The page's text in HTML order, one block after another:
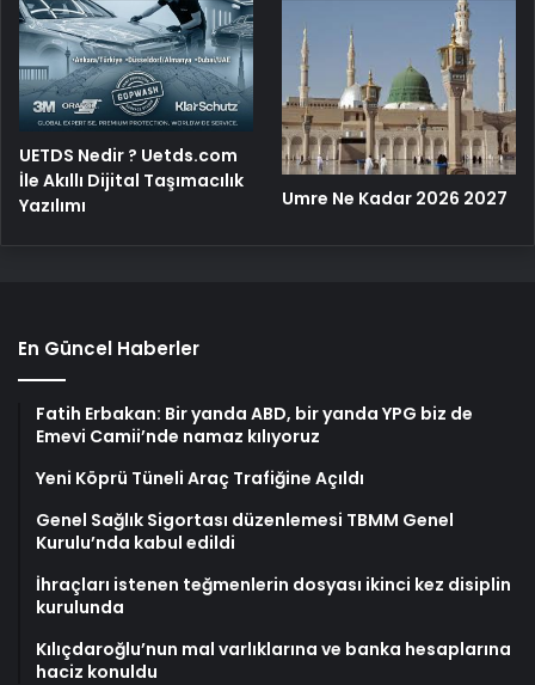
UETDS Nedir ? Uetds.com
İle Akıllı Dijital Taşımacılık
Yazılımı
Umre Ne Kadar 2026 2027
En Güncel Haberler
Fatih Erbakan: Bir yanda ABD, bir yanda YPG biz de
Emevi Camii’nde namaz kılıyoruz
Yeni Köprü Tüneli Araç Trafiğine Açıldı
Genel Sağlık Sigortası düzenlemesi TBMM Genel
Kurulu’nda kabul edildi
İhraçları istenen teğmenlerin dosyası ikinci kez disiplin
kurulunda
Kılıçdaroğlu’nun mal varlıklarına ve banka hesaplarına
haciz konuldu